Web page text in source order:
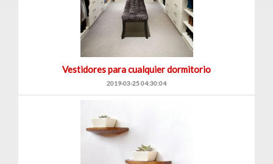
Vestidores para cualquier dormitorio
2019-03-25 04:30:04